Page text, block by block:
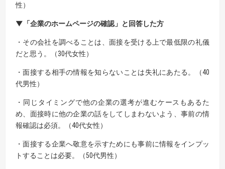
性）
▼「企業のホームページの確認」と回答した方
・その会社を調べることは、面接を受ける上で最低限の礼儀
だと思う。（30代女性）
・面接する相手の情報を知らないことは失礼にあたる。（40
代男性）
・同じタイミングで他の企業の選考が進むケースもあるた
め、面接時に他の企業の話をしてしまわないよう、事前の情
報確認は必須。（40代女性）
・面接する企業へ敬意を示すためにも事前に情報をインプッ
トすることは必要。（50代男性）